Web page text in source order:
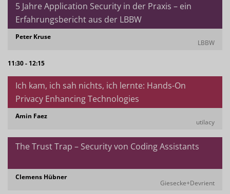
5 Jahre Application Security in der Praxis – ein
Erfahrungsbericht aus der LBBW
Peter Kruse
LBBW
11:30 - 12:15
Ich kam, ich sah nichts, ich lernte: Hands-On
Privacy Enhancing Technologies
Amin Faez
utilacy
The Trust Trap – Security von Coding Assistants
Clemens Hübner
Giesecke+Devrient